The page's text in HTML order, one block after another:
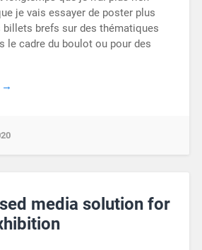
je vais essayer de poster plus
billets brefs sur des thématiques
le cadre du boulot ou pour des
→
media solution for